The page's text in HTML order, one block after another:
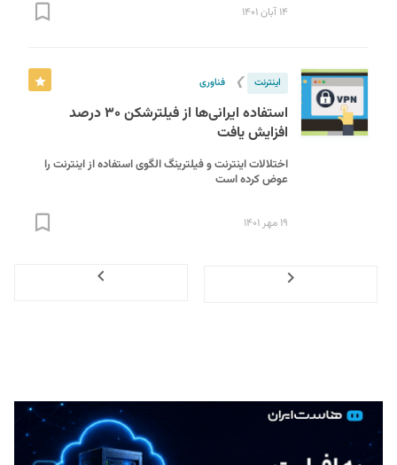
۱۴ آبان ۱۴۰۱
اینترنت ❯ فناوری
استفاده ایرانی‌ها از فیلترشکن ۳۰ درصد
افزایش یافت
اختلالات اینترنت و فیلترینگ الگوی استفاده از اینترنت را
عوض کرده است
۱۹ مهر ۱۴۰۱